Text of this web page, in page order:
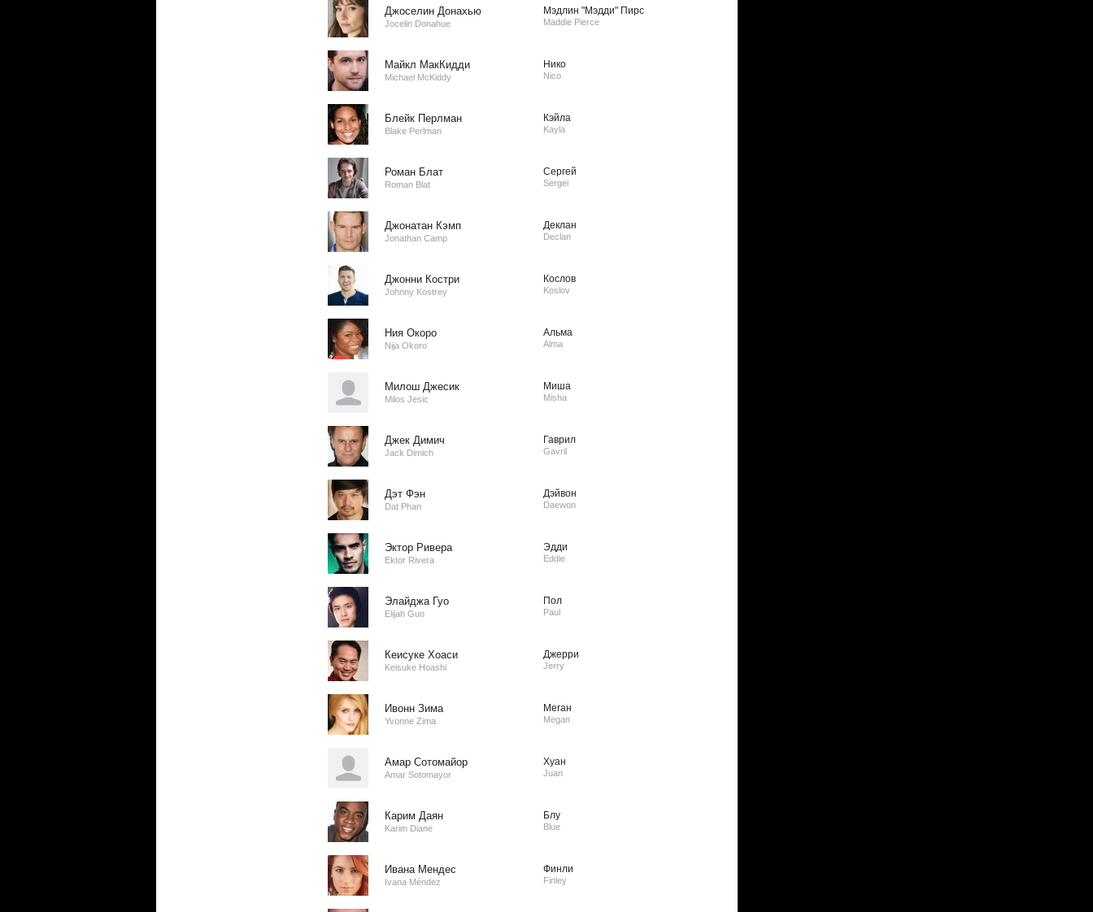
Джоселин Донахью
Jocelin Donahue
Мэдлин "Мэдди" Пирс
Maddie Pierce
Майкл МакКидди
Michael McKiddy
Нико
Nico
Блейк Перлман
Blake Perlman
Кэйла
Kayla
Роман Блат
Roman Blat
Сергей
Sergei
Джонатан Кэмп
Jonathan Camp
Деклан
Declan
Джонни Костри
Johnny Kostrey
Кослов
Koslov
Ния Окоро
Nija Okoro
Альма
Alma
Милош Джесик
Milos Jesic
Миша
Misha
Джек Димич
Jack Dimich
Гаврил
Gavril
Дэт Фэн
Dat Phan
Дэйвон
Daewon
Эктор Ривера
Ektor Rivera
Эдди
Eddie
Элайджа Гуо
Elijah Guo
Пол
Paul
Кеисуке Хоаси
Keisuke Hoashi
Джерри
Jerry
Ивонн Зима
Yvonne Zima
Меган
Megan
Амар Сотомайор
Amar Sotomayor
Хуан
Juan
Карим Даян
Karim Diane
Блу
Blue
Ивана Мендес
Ivana Méndez
Финли
Finley